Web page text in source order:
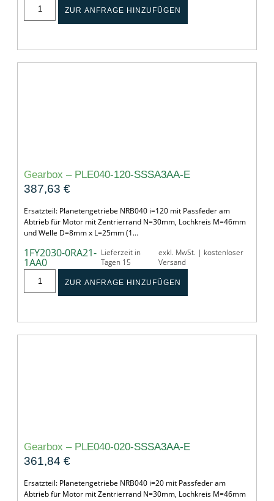
ZUR ANFRAGE HINZUFÜGEN
Gearbox – PLE040-120-SSSA3AA-E
387,63 €
Ersatzteil: Planetengetriebe NRB040 i=120 mit Passfeder am
Abtrieb für Motor mit Zentrierrand N=30mm, Lochkreis M=46mm
und Welle D=8mm x L=25mm (1…
1FY2030-0RA21-
1AA0
Lieferzeit in
Tagen 15
exkl. MwSt. | kostenloser
Versand
ZUR ANFRAGE HINZUFÜGEN
Gearbox – PLE040-020-SSSA3AA-E
361,84 €
Ersatzteil: Planetengetriebe NRB040 i=20 mit Passfeder am
Abtrieb für Motor mit Zentrierrand N=30mm, Lochkreis M=46mm